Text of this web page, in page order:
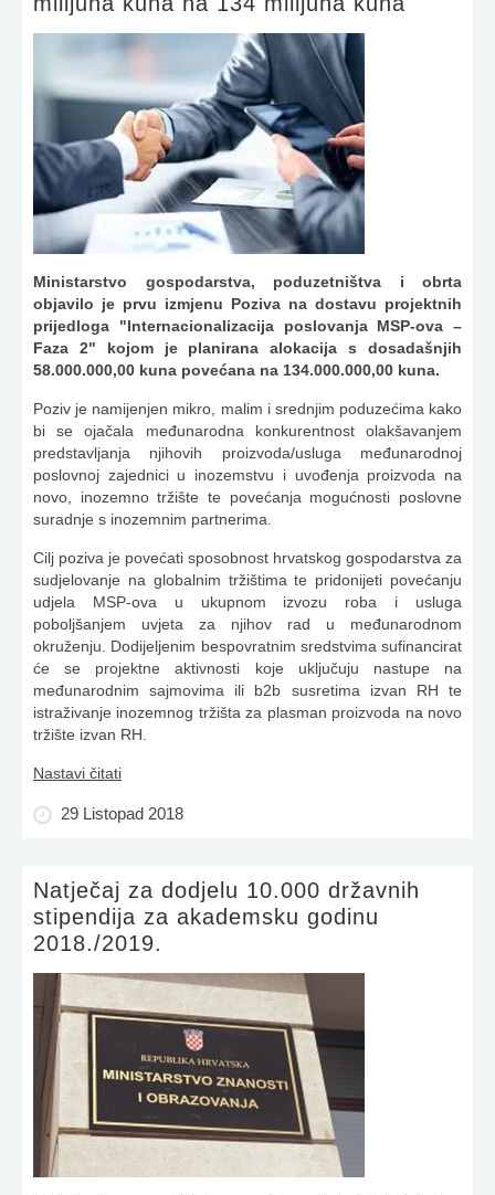
Ministarstvo gospodarstva, poduzetništva i obrta
objavilo je prvu izmjenu Poziva na dostavu projektnih
prijedloga "Internacionalizacija poslovanja MSP-ova –
Faza 2" kojom je planirana alokacija s dosadašnjih
58.000.000,00 kuna povećana na 134.000.000,00 kuna.
Poziv je namijenjen mikro, malim i srednjim poduzećima kako
bi se ojačala međunarodna konkurentnost olakšavanjem
predstavljanja njihovih proizvoda/usluga međunarodnoj
poslovnoj zajednici u inozemstvu i uvođenja proizvoda na
novo, inozemno tržište te povećanja mogućnosti poslovne
suradnje s inozemnim partnerima.
Cilj poziva je povećati sposobnost hrvatskog gospodarstva za
sudjelovanje na globalnim tržištima te pridonijeti povećanju
udjela MSP-ova u ukupnom izvozu roba i usluga
poboljšanjem uvjeta za njihov rad u međunarodnom
okruženju. Dodijeljenim bespovratnim sredstvima sufinancirat
će se projektne aktivnosti koje uključuju nastupe na
međunarodnim sajmovima ili b2b susretima izvan RH te
istraživanje inozemnog tržišta za plasman proizvoda na novo
tržište izvan RH.
Nastavi čitati
29 Listopad 2018
Natječaj za dodjelu 10.000 državnih
stipendija za akademsku godinu
2018./2019.